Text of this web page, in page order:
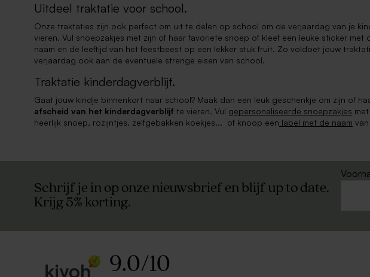
Uitdeel traktatie voor school.
Onze traktaties zijn ook perfect om uit te delen op school om de verjaardag van je
vieren. Vul snoepzakjes met zijn of haar favoriete snoep of kleef een leuke sticker met
naam en de leeftijd van het feestbeest op een lekker stuk fruit. Zo voldoet jouw
verjaardag ook aan de eventuele strenge eisen van school.
Traktatie kinderdagverblijf.
Gaat jouw kindje binnenkort naar school? Maak dan een leuk geschenkje om zijn of
afscheid van het kinderdagverblijf te vieren. Vul gepersonaliseerde snoepzakjes met
heerlijk snoep, rozijntjes, zelfgebakken koekjes... of knoop een label met de naam
Schrijf je in op onze nieuwsbrief en blijf up to date.
Krijg 5% korting.
9.0/10